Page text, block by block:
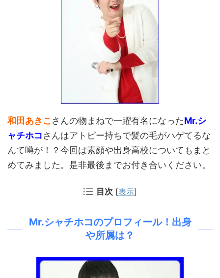
和田あきこ さんの物まねで一躍有名になったMr.シ
ャチホコさんはアトピー持ちで髪の毛がハゲてるな
んて噂が！？今回は素顔や出身高校についてもまと
めてみました。是非最後までお付き合いください。
目次 [表示]
Mr.シャチホコのプロフィール！出身
や所属は？